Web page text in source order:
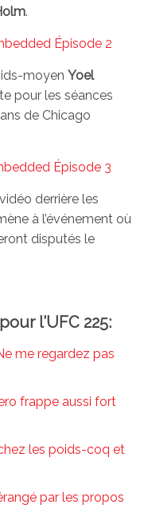
.
Épisode 2
moyen Yoel
pour les séances
de Chicago
Épisode 3
derrière les
à l’événement où
disputés le
l’UFC 225:
me regardez pas
frappe aussi fort
les poids-coq et
par les propos